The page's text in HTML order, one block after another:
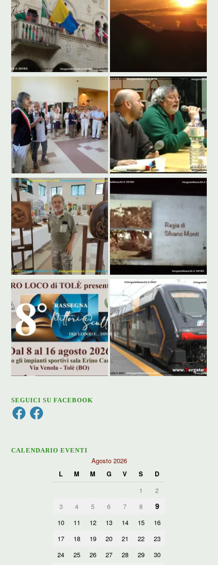
SEGUICI SU FACEBOOK
FacebookFacebook
CALENDARIO EVENTI
Agosto 2026
L
M M G V S
D
1
2
3
4 5 6 7 8 9
10 11 12 13 14 15
16
17
18 19 20 21 22
23
24
25 26 27 28 29
30